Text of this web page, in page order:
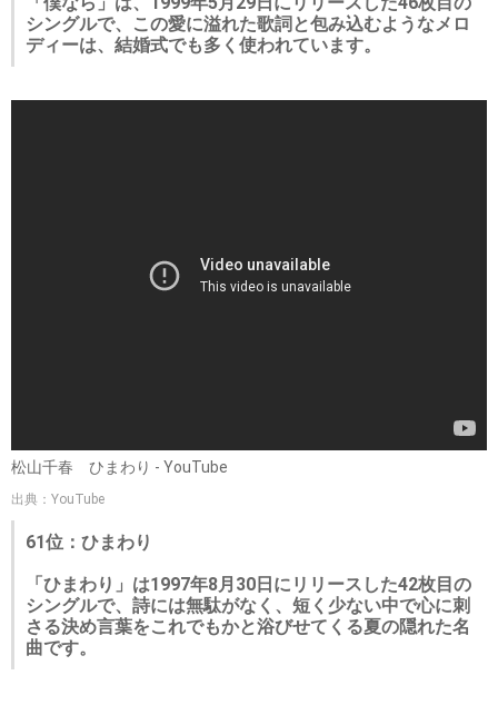
シングルで、この愛に溢れた歌詞と包み込むようなメロ
ディーは、結婚式でも多く使われています。
松山千春 ひまわり - YouTube
出典：YouTube
61位：ひまわり
「ひまわり」は1997年8月30日にリリースした42枚目の
シングルで、詩には無駄がなく、短く少ない中で心に刺
さる決め言葉をこれでもかと浴びせてくる夏の隠れた名
曲です。